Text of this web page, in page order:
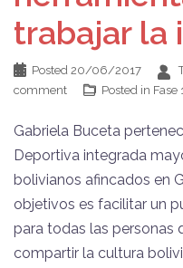
trabajar la
Posted 20/06/2017
comment
Posted in Fase
Gabriela Buceta
Deportiva integrada
bolivianos afincados en
objetivos es facilitar un
para todas las personas
compartir la cultura